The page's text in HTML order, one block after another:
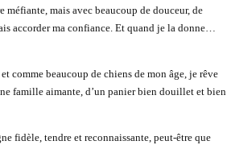
méfiante, mais avec beaucoup de douceur, de
accorder ma confiance. Et quand je la donne…
comme beaucoup de chiens de mon âge, je rêve
famille aimante, d’un panier bien douillet et bien
fidèle, tendre et reconnaissante, peut-être que